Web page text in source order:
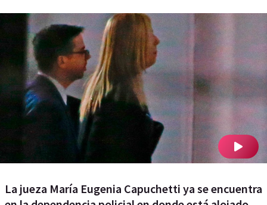
La jueza María Eugenia Capuchetti ya se encuentra